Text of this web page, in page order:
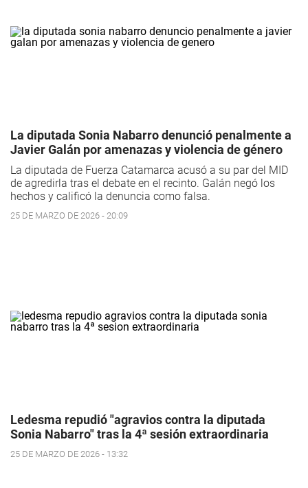
La diputada Sonia Nabarro denunció penalmente a
Javier Galán por amenazas y violencia de género
La diputada de Fuerza Catamarca acusó a su par del MID
de agredirla tras el debate en el recinto. Galán negó los
hechos y calificó la denuncia como falsa.
25 DE MARZO DE 2026 - 20:09
Ledesma repudió "agravios contra la diputada
Sonia Nabarro" tras la 4ª sesión extraordinaria
25 DE MARZO DE 2026 - 13:32